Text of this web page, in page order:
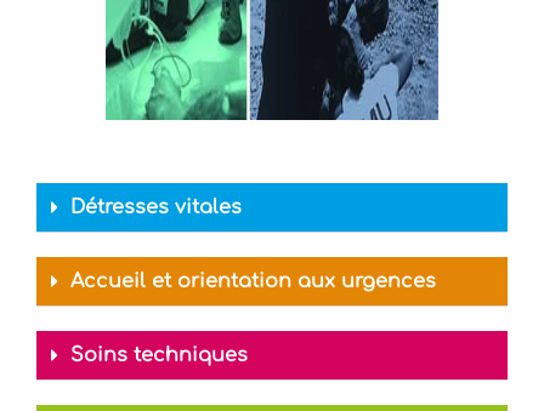
Détresses vitales
Accueil et orientation aux urgences
Soins techniques